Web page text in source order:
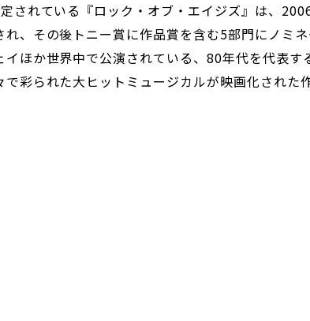
されている『ロック・オブ・エイジズ』は、
、その後トニー賞に作品賞を含む5部門にノミネ
ほか世界中で公演されている、80年代を代表す
彩られた大ヒットミュージカルが映画化された